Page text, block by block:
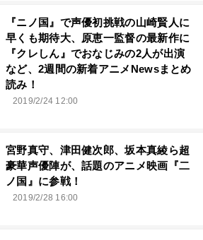
『ニノ国』で声優初挑戦の山崎賢人に
早くも期待大、原恵一監督の最新作に
『クレしん』でおなじみの2人が出演
など、2週間の新着アニメNewsまとめ
読み！
2019/2/24 12:00
宮野真守、津田健次郎、坂本真綾ら超
豪華声優陣が、話題のアニメ映画『二
ノ国』に参戦！
2019/2/28 16:00